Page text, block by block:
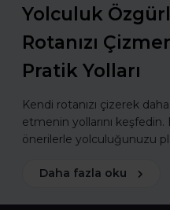
Yolculuk
Rotanızı
Pratik Yolları
Kendi rotanızı çizerek
etmenin yollarını
önerilerle yolculuğunuzu
Daha fazla oku